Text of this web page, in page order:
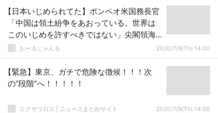
【日本いじめられてた】ポンペオ米国務長官
「中国は領土紛争をあおっている。世界は
このいじめを許すべきではない」尖閣領海
侵入にも言及
おーるじゃんる 2020/7/9(Th) 14:00
【緊急】東京、ガチで危険な徴候！！！次
の”段階”へ！！！！！
エクサワロス | ニュースまとめサイト 2020/7/9(Th) 14:00